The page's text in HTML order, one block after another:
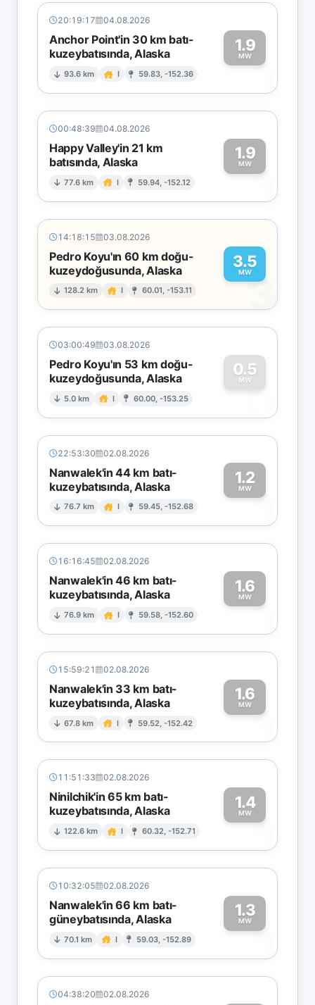
20:19:17 04.08.2026
Anchor Point'in 30 km batı-
kuzeybatısında, Alaska
93.6 km I 59.83, -152.36
1.9
MW1
00:48:39 04.08.2026
Happy Valley'in 21 km
batısında, Alaska
77.6 km I 59.94, -152.12
1.9
MW1
14:18:15 03.08.2026
Pedro Koyu'ın 60 km doğu-
kuzeydoğusunda, Alaska
128.2 km I 60.01, -153.11
3.5
MW
3
03:00:49 03.08.2026
Pedro Koyu'ın 53 km doğu-
kuzeydoğusunda, Alaska
5.0 km I 60.00, -153.25
0.5
MW
0
22:53:30 02.08.2026
Nanwalek'in 44 km batı-
kuzeybatısında, Alaska
76.7 km I 59.45, -152.68
1.2
MW1
16:16:45 02.08.2026
Nanwalek'in 46 km batı-
kuzeybatısında, Alaska
76.9 km I 59.58, -152.60
1.6
MW1
15:59:21 02.08.2026
Nanwalek'in 33 km batı-
kuzeybatısında, Alaska
67.8 km I 59.52, -152.42
1.6
MW1
11:51:33 02.08.2026
Ninilchik'in 65 km batı-
kuzeybatısında, Alaska
122.6 km I 60.32, -152.71
1.4
MW1
10:32:05 02.08.2026
Nanwalek'in 66 km batı-
güneybatısında, Alaska
70.1 km I 59.03, -152.89
1.3
MW1
04:38:20 02.08.2026